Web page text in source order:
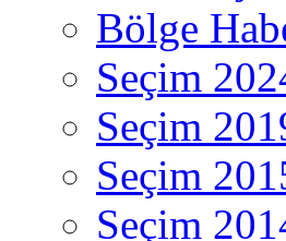
Bölge
Seçim
Seçim
Seçim
Seçim